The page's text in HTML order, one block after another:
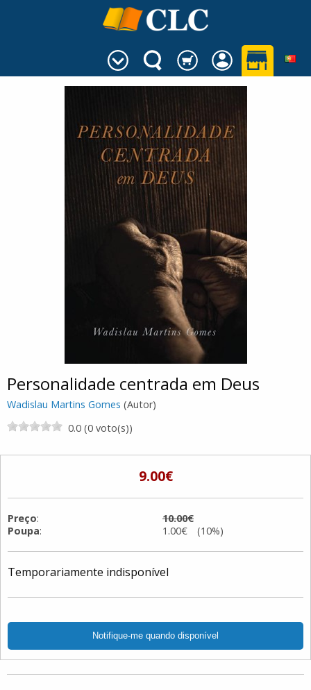
Personalidade centrada em Deus
Wadislau Martins Gomes (Autor)
0.0 (0 voto(s))
9.00€
Preço:
10.00€
Poupa: 1.00€ (10%)
Temporariamente indisponível